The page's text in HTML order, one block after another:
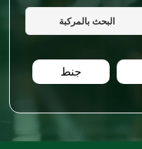
البحث بالمركبة
جنط